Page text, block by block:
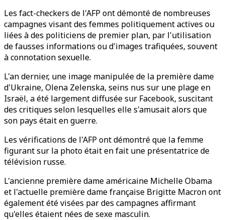
Les fact-checkers de l'AFP ont démonté de nombreuses
campagnes visant des femmes politiquement actives ou
liées à des politiciens de premier plan, par l'utilisation
de fausses informations ou d'images trafiquées, souvent
à connotation sexuelle.
L'an dernier, une image manipulée de la première dame
d'Ukraine, Olena Zelenska, seins nus sur une plage en
Israël, a été largement diffusée sur Facebook, suscitant
des critiques selon lesquelles elle s'amusait alors que
son pays était en guerre.
Les vérifications de l'AFP ont démontré que la femme
figurant sur la photo était en fait une présentatrice de
télévision russe.
L'ancienne première dame américaine Michelle Obama
et l'actuelle première dame française Brigitte Macron ont
également été visées par des campagnes affirmant
qu'elles étaient nées de sexe masculin.